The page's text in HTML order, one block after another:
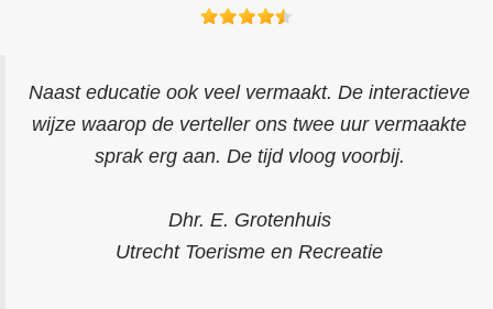
Naast educatie ook veel vermaakt. De interactieve
wijze waarop de verteller ons twee uur vermaakte
sprak erg aan. De tijd vloog voorbij.
Dhr. E. Grotenhuis
Utrecht Toerisme en Recreatie